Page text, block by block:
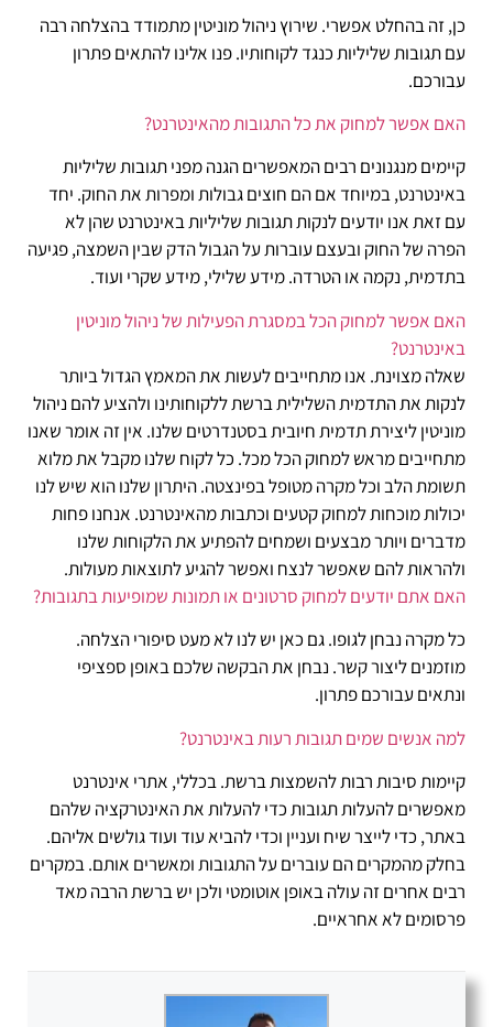
כן, זה בהחלט אפשרי. שירוץ ניהול מוניטין מתמודד בהצלחה רבה
עם תגובות שליליות כנגד לקוחותיו. פנו אלינו להתאים פתרון
עבורכם.
האם אפשר למחוק את כל התגובות מהאינטרנט?
קיימים מנגנונים רבים המאפשרים הגנה מפני תגובות שליליות
באינטרנט, במיוחד אם הם חוצים גבולות ומפרות את החוק. יחד
עם זאת אנו יודעים לנקות תגובות שליליות באינטרנט שהן לא
הפרה של החוק ובעצם עוברות על הגבול הדק שבין השמצה, פגיעה
בתדמית, נקמה או הטרדה. מידע שלילי, מידע שקרי ועוד.
האם אפשר למחוק הכל במסגרת הפעילות של ניהול מוניטין
באינטרנט?
שאלה מצוינת. אנו מתחייבים לעשות את המאמץ הגדול ביותר
לנקות את התדמית השלילית ברשת ללקוחותינו ולהציע להם ניהול
מוניטין ליצירת תדמית חיובית בסטנדרטים שלנו. אין זה אומר שאנו
מתחייבים מראש למחוק הכל מכל. כל לקוח שלנו מקבל את מלוא
תשומת הלב וכל מקרה מטופל בפינצטה. היתרון שלנו הוא שיש לנו
יכולות מוכחות למחוק קטעים וכתבות מהאינטרנט. אנחנו פחות
מדברים ויותר מבצעים ושמחים להפתיע את הלקוחות שלנו
ולהראות להם שאפשר לנצח ואפשר להגיע לתוצאות מעולות.
האם אתם יודעים למחוק סרטונים או תמונות שמופיעות בתגובות?
כל מקרה נבחן לגופו. גם כאן יש לנו לא מעט סיפורי הצלחה.
מוזמנים ליצור קשר. נבחן את הבקשה שלכם באופן ספציפי
ונתאים עבורכם פתרון.
למה אנשים שמים תגובות רעות באינטרנט?
קיימות סיבות רבות להשמצות ברשת. בכללי, אתרי אינטרנט
מאפשרים להעלות תגובות כדי להעלות את האינטרקציה שלהם
באתר, כדי לייצר שיח ועניין וכדי להביא עוד ועוד גולשים אליהם.
בחלק מהמקרים הם עוברים על התגובות ומאשרים אותם. במקרים
רבים אחרים זה עולה באופן אוטומטי ולכן יש ברשת הרבה מאד
פרסומים לא אחראיים.